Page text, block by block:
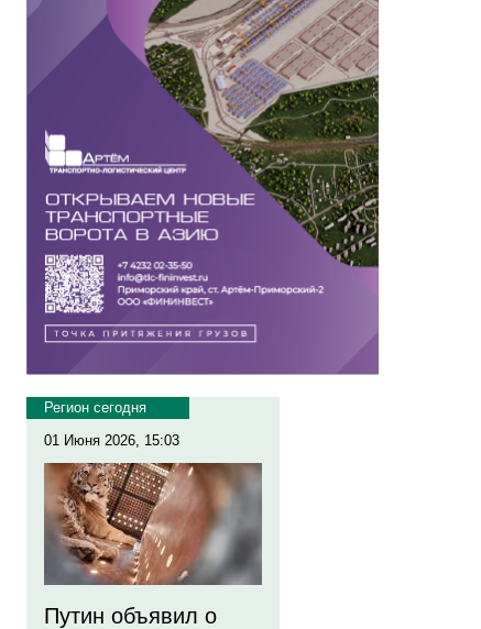
Регион сегодня
01 Июня 2026, 15:03
Путин объявил о